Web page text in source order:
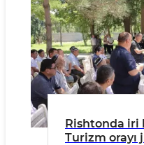
Rishtonda
Turizm orayı